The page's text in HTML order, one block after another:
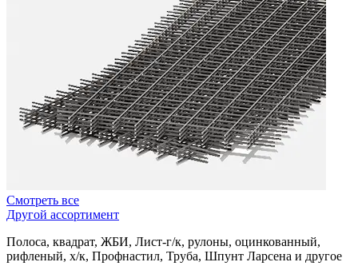
Смотреть все
Другой ассортимент
Полоса, квадрат, ЖБИ, Лист-г/к, рулоны, оцинкованный,
рифленый, х/к, Профнастил, Труба, Шпунт Ларсена и другое